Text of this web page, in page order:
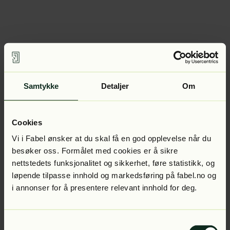
Samtykke Detaljer Om
Cookies
Vi i Fabel ønsker at du skal få en god opplevelse når du
besøker oss. Formålet med cookies er å sikre
nettstedets funksjonalitet og sikkerhet, føre statistikk, og
løpende tilpasse innhold og markedsføring på fabel.no og
i annonser for å presentere relevant innhold for deg.